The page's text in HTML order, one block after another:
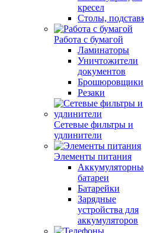
кресел
Столы,
Работа с бумагой
Ламинаторы
Уничтожители
документов
Брошюровщики
Резаки
Сетевые фильтры и
удлинители
Элементы питания
батареи
Батарейки
Зарядные
устройства для
аккумуляторов